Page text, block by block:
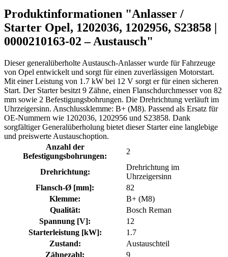
Produktinformationen "Anlasser /
Starter Opel, 1202036, 1202956, S23858 |
0000210163-02 – Austausch"
Dieser generalüberholte Austausch-Anlasser wurde für Fahrzeuge
von Opel entwickelt und sorgt für einen zuverlässigen Motorstart.
Mit einer Leistung von 1.7 kW bei 12 V sorgt er für einen sicheren
Start. Der Starter besitzt 9 Zähne, einen Flanschdurchmesser von 82
mm sowie 2 Befestigungsbohrungen. Die Drehrichtung verläuft im
Uhrzeigersinn. Anschlussklemme: B+ (M8). Passend als Ersatz für
OE-Nummern wie 1202036, 1202956 und S23858. Dank
sorgfältiger Generalüberholung bietet dieser Starter eine langlebige
und preiswerte Austauschoption.
Anzahl der
Befestigungsbohrungen:
2
Drehrichtung:
Drehrichtung im
Uhrzeigersinn
Flansch-Ø [mm]:
82
Klemme:
B+ (M8)
Qualität:
Bosch Reman
Spannung [V]:
12
Starterleistung [kW]:
1.7
Zustand:
Austauschteil
Zähnezahl:
9